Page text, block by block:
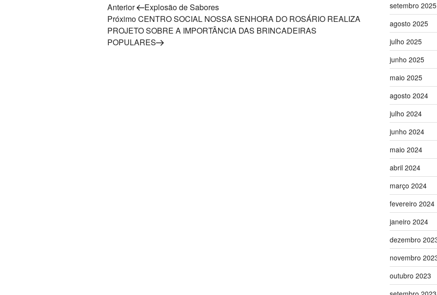
Navegação
de
Post
Post
anterior
Anterior
Explosão de Sabores
Próximo
post
PróximoCENTRO SOCIAL NOSSA SENHORA DO ROSÁRIO REALIZA
PROJETO SOBRE A IMPORTÂNCIA DAS BRINCADEIRAS
POPULARES
setembro 2025
agosto 2025
julho 2025
junho 2025
maio 2025
agosto 2024
julho 2024
junho 2024
maio 2024
abril 2024
março 2024
fevereiro 2024
janeiro 2024
dezembro
novembro
outubro 2023